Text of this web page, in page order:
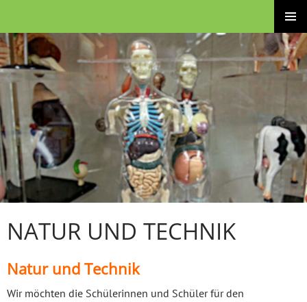
springen
MENÜ
NATUR UND TECHNIK
Natur und Technik
Wir möchten die Schülerinnen und Schüler für den